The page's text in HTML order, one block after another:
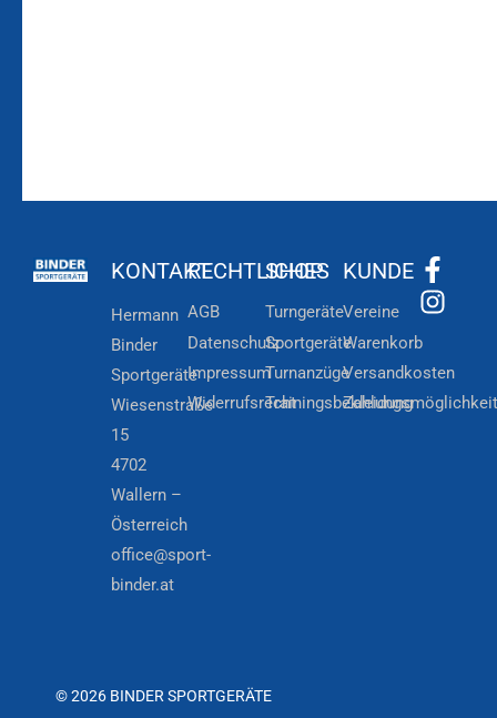
KONTAKT
Hermann
Binder
Sportgeräte
Wiesenstraße
15
4702
Wallern –
Österreich
office@sport-
binder.at
RECHTLICHES
AGB
Datenschutz
Impressum
Widerrufsrecht
SHOP
Turngeräte
Sportgeräte
Turnanzüge
Trainingsbekleidung
KUNDE
Vereine
Warenkorb
Versandkosten
© 2026 BINDER SPORTGERÄTE